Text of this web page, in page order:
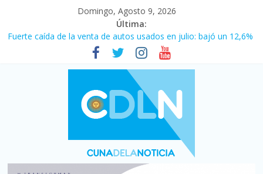
Domingo, Agosto 9, 2026
Última:
Fuerte caída de la venta de autos usados en julio: bajó un 12,6%
Central venció 1 a 0 al River de Coudet en el Monumental
La morosidad alcanzó su nivel más alto en dos décadas y ya
afecta a 400 mil deudores en Santa Fe
Desde que asumió Milei cerraron 41.000 kioscos: el sector
denuncia crisis como en 2001
Vacaciones de invierno con más movimiento y consumo
turístico: 4,6 millones de personas viajaron por el país, un 5,9%